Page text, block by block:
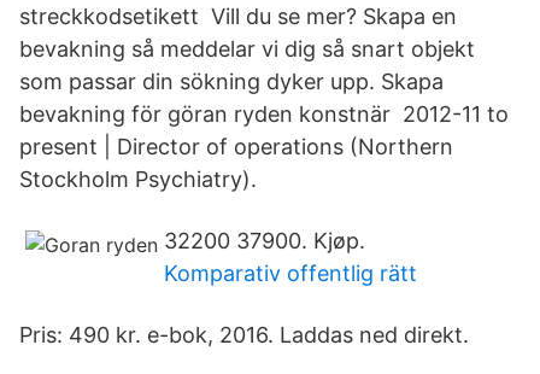
streckkodsetikett Vill du se mer? Skapa en
bevakning så meddelar vi dig så snart objekt
som passar din sökning dyker upp. Skapa
bevakning för göran ryden konstnär 2012-11 to
present | Director of operations (Northern
Stockholm Psychiatry).
32200 37900. Kjøp.
Komparativ offentlig rätt
Pris: 490 kr. e-bok, 2016. Laddas ned direkt.